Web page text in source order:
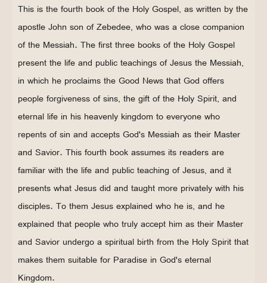
This is the fourth book of the Holy Gospel, as written by the
apostle John son of Zebedee, who was a close companion
of the Messiah. The first three books of the Holy Gospel
present the life and public teachings of Jesus the Messiah,
in which he proclaims the Good News that God offers
people forgiveness of sins, the gift of the Holy Spirit, and
eternal life in his heavenly kingdom to everyone who
repents of sin and accepts God's Messiah as their Master
and Savior. This fourth book assumes its readers are
familiar with the life and public teaching of Jesus, and it
presents what Jesus did and taught more privately with his
disciples. To them Jesus explained who he is, and he
explained that people who truly accept him as their Master
and Savior undergo a spiritual birth from the Holy Spirit that
makes them suitable for Paradise in God's eternal
Kingdom.